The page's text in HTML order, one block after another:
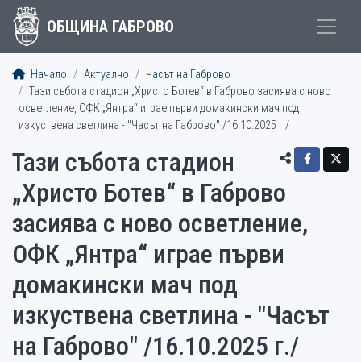
ОБЩИНА ГАБРОВО
Начало Актуално
Часът на Габрово
Тази събота стадион „Христо Ботев“ в Габрово засиява с ново
осветление, ОФК „Янтра“ играе първи домакински мач под
изкуствена светлина - "Часът на Габрово" /16.10.2025 г./
Тази събота стадион
„Христо Ботев“ в Габрово
засиява с ново осветление,
ОФК „Янтра“ играе първи
домакински мач под
изкуствена светлина - "Часът
на Габрово" /16.10.2025 г./